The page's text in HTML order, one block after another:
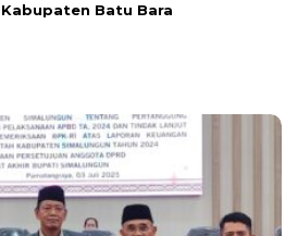
Kabupaten Batu Bara